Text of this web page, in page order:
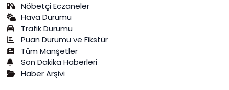
Nöbetçi Eczaneler
Hava Durumu
Trafik Durumu
Puan Durumu ve Fikstür
Tüm Manşetler
Son Dakika Haberleri
Haber Arşivi